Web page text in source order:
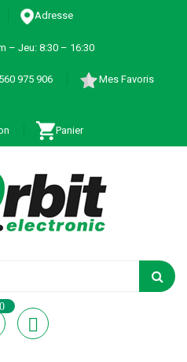
Adresse
– Jeu: 8:30 – 16:30
975 906 Mes Favoris
Panier
0